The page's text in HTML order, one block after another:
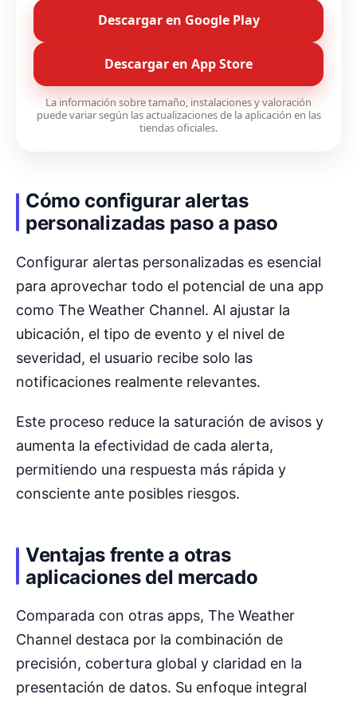
Descargar en Google Play
Descargar en App Store
La información sobre tamaño, instalaciones y valoración
puede variar según las actualizaciones de la aplicación en las
tiendas oficiales.
Cómo configurar alertas
personalizadas paso a paso
Configurar alertas personalizadas es esencial
para aprovechar todo el potencial de una app
como The Weather Channel. Al ajustar la
ubicación, el tipo de evento y el nivel de
severidad, el usuario recibe solo las
notificaciones realmente relevantes.
Este proceso reduce la saturación de avisos y
aumenta la efectividad de cada alerta,
permitiendo una respuesta más rápida y
consciente ante posibles riesgos.
Ventajas frente a otras
aplicaciones del mercado
Comparada con otras apps, The Weather
Channel destaca por la combinación de
precisión, cobertura global y claridad en la
presentación de datos. Su enfoque integral